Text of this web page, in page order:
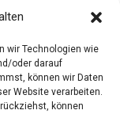
wir Technologien wie
oder darauf
können wir Daten
Website verarbeiten.
können